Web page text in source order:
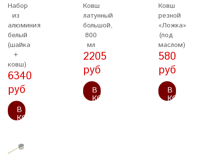
Набор
из
алюминия
белый
(шайка
+
ковш)
6340
руб
В
КОРЗИНУ
Ковш
латунный
большой,
800
мл
2205
руб
В
КОРЗИНУ
Ковш
резной
«Ложка»
(под
маслом)
580
руб
В
КОРЗИНУ